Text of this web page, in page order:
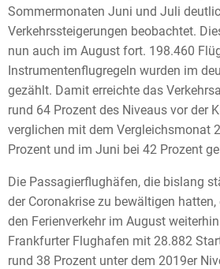
Sommermonaten Juni und Juli
Verkehrssteigerungen beobachtet.
nun auch im August fort. 198.460
Instrumentenflugregeln wurden im
gezählt. Damit erreichte das
rund 64 Prozent des Niveaus vor der
verglichen mit dem Vergleichsmonat
Prozent und im Juni bei 42 Prozent
Die Passagierflughäfen, die bislang
der Coronakrise zu bewältigen
den Ferienverkehr im August
Frankfurter Flughafen mit 28.882
rund 38 Prozent unter dem 2019er